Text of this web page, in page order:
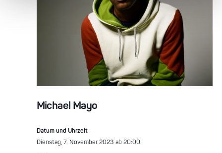
Michael Mayo
Datum und Uhrzeit
Dienstag, 7. November 2023 ab 20:00